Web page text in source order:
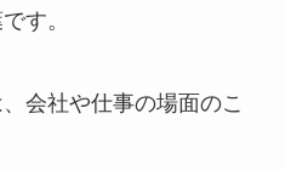
す。
会社や仕事の場面のこ